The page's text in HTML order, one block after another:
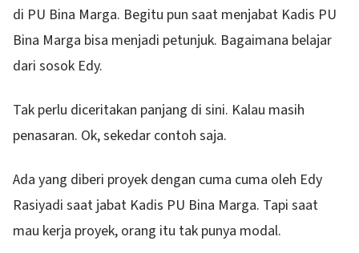
di PU Bina Marga. Begitu pun saat menjabat Kadis PU
Bina Marga bisa menjadi petunjuk. Bagaimana belajar
dari sosok Edy.
Tak perlu diceritakan panjang di sini. Kalau masih
penasaran. Ok, sekedar contoh saja.
Ada yang diberi proyek dengan cuma cuma oleh Edy
Rasiyadi saat jabat Kadis PU Bina Marga. Tapi saat
mau kerja proyek, orang itu tak punya modal.